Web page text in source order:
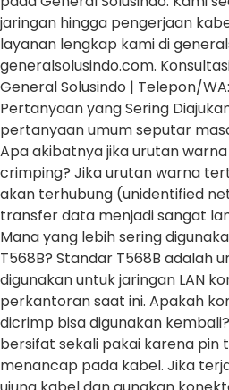
jaringan hingga pengerjaan
layanan lengkap kami di
generalsolusindo.com.
General Solusindo | Telepon/WA:
Pertanyaan yang Sering
pertanyaan umum seputar
Apa akibatnya jika urutan
crimping? Jika urutan warna
akan terhubung (unidentified
transfer data menjadi sangat
Mana yang lebih sering
T568B? Standar T568B adalah
digunakan untuk jaringan LAN
perkantoran saat ini. Apakah
dicrimp bisa digunakan
bersifat sekali pakai karena pin
menancap pada kabel. Jika